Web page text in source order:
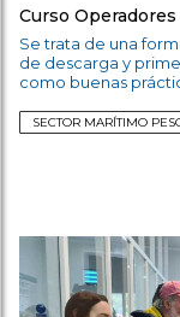
Curso
Se trata de una
de descarga y
como buenas
SECTOR MARÍTIMO